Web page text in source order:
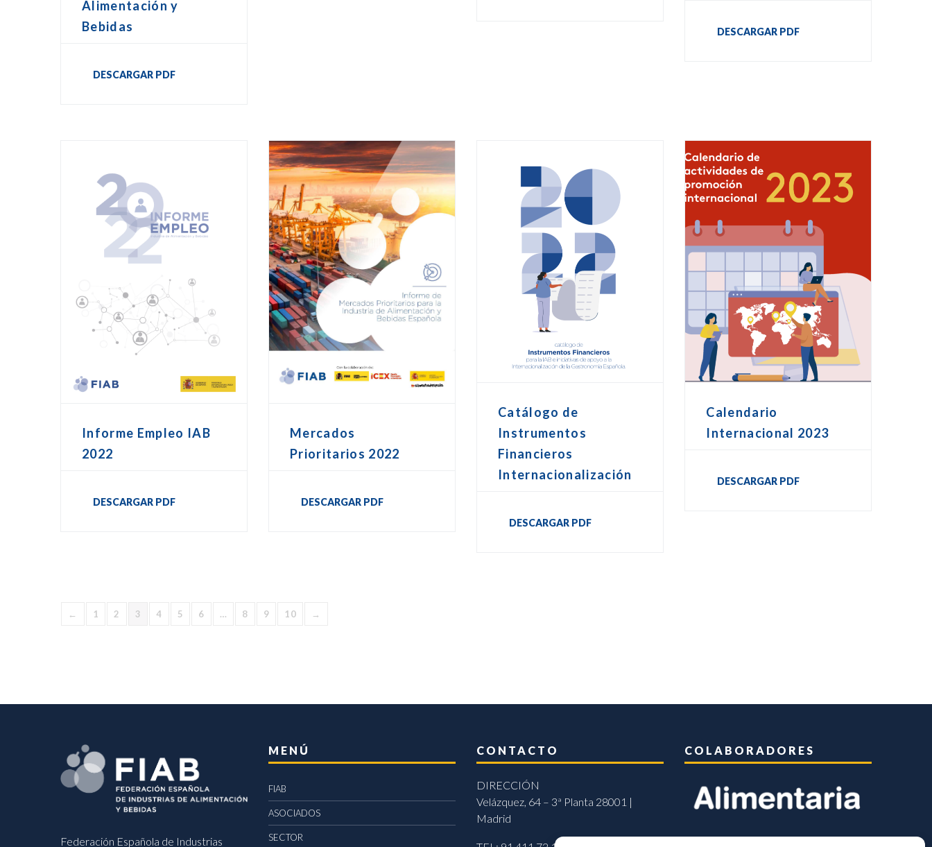
Alimentación y
Bebidas
DESCARGAR PDF
DESCARGAR PDF
Informe Empleo IAB
2022
DESCARGAR PDF
Mercados
Prioritarios 2022
DESCARGAR PDF
Catálogo de
Instrumentos
Financieros
Internacionalización
DESCARGAR PDF
Calendario
Internacional 2023
DESCARGAR PDF
← 1 2 3 4 5 6 … 8 9 10 →
Federación Española de Industrias
MENÚ
FIAB
ASOCIADOS
SECTOR
CONTACTO
DIRECCIÓN
Velázquez, 64 – 3ª Planta 28001 |
Madrid
COLABORADORES